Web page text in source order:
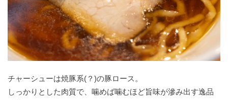
チャーシューは焼豚系(？)の豚ロース。
しっかりとした肉質で、噛めば噛むほど旨味が滲み出す逸品